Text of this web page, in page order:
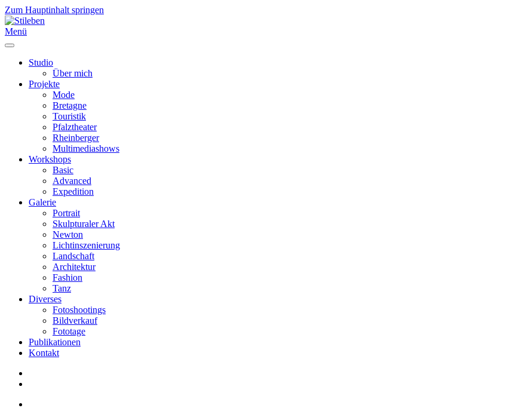
Zum Hauptinhalt springen
Menü
Studio
Über mich
Projekte
Mode
Bretagne
Touristik
Pfalztheater
Rheinberger
Multimediashows
Workshops
Basic
Advanced
Expedition
Galerie
Portrait
Skulpturaler Akt
Newton
Lichtinszenierung
Landschaft
Architektur
Fashion
Tanz
Diverses
Fotoshootings
Bildverkauf
Fototage
Publikationen
Kontakt